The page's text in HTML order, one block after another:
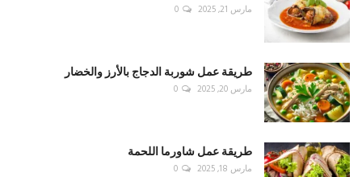
مارس 21, 2025 0
طريقة عمل شوربة الدجاج بالأرز والخضار
مارس 20, 2025 0
طريقة عمل شاورما اللحمة
مارس 18, 2025 0